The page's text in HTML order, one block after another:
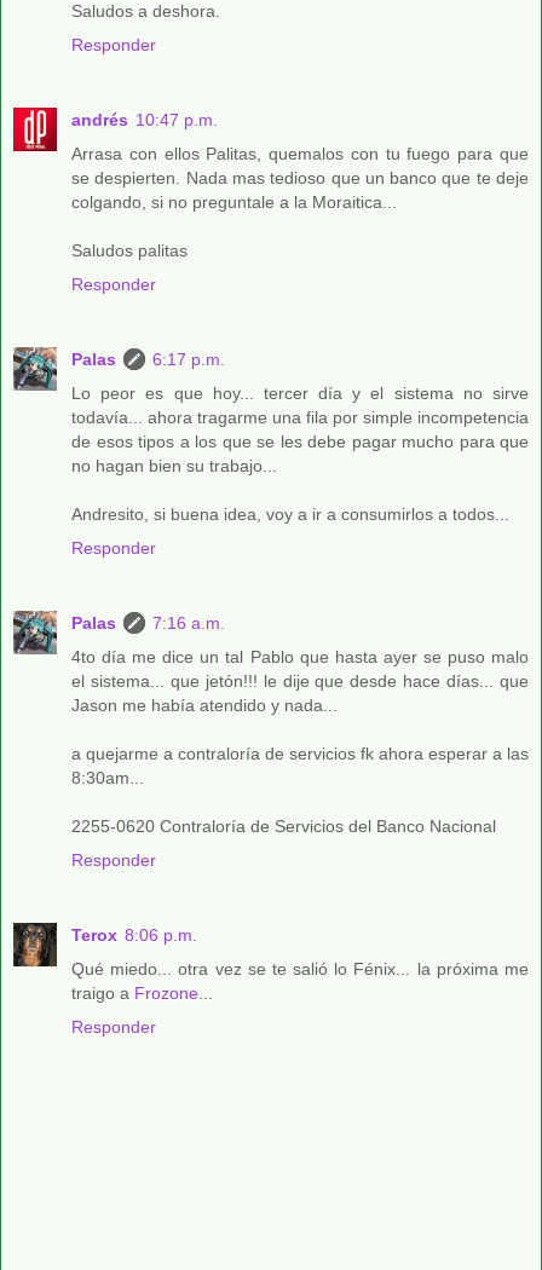
Saludos a deshora.
Responder
andrés 10:47 p.m.
Arrasa con ellos Palitas, quemalos con tu fuego para que
se despierten. Nada mas tedioso que un banco que te deje
colgando, si no preguntale a la Moraitica...
Saludos palitas
Responder
Palas
6:17 p.m.
Lo peor es que hoy... tercer día y el sistema no sirve
todavía... ahora tragarme una fila por simple incompetencia
de esos tipos a los que se les debe pagar mucho para que
no hagan bien su trabajo...
Andresito, si buena idea, voy a ir a consumirlos a todos...
Responder
Palas
7:16 a.m.
4to día me dice un tal Pablo que hasta ayer se puso malo
el sistema... que jetón!!! le dije que desde hace días... que
Jason me había atendido y nada...
a quejarme a contraloría de servicios fk ahora esperar a las
8:30am...
2255-0620 Contraloría de Servicios del Banco Nacional
Responder
Terox 8:06 p.m.
Qué miedo... otra vez se te salió lo Fénix... la próxima me
traigo a Frozone...
Responder